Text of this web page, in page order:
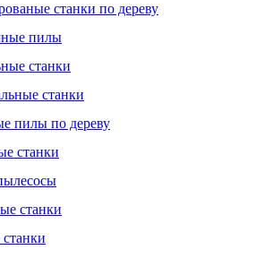
станки по дереву
пилы
станки
станки
пилы по дереву
станки
станки